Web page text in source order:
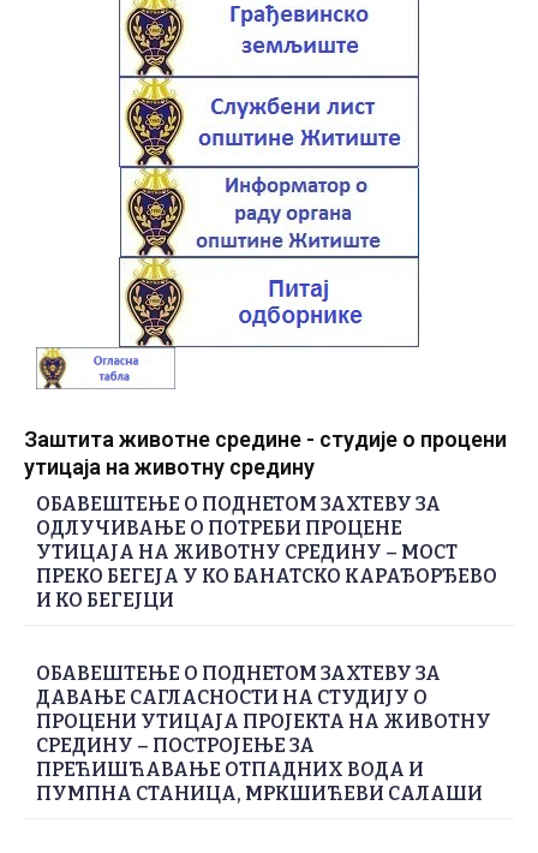
Заштита животне средине - студије о процени
утицаја на животну средину
ОБАВЕШТЕЊЕ О ПОДНЕТОМ ЗАХТЕВУ ЗА
ОДЛУЧИВАЊЕ О ПОТРЕБИ ПРОЦЕНЕ
УТИЦАЈА НА ЖИВОТНУ СРЕДИНУ – МОСТ
ПРЕКО БЕГЕЈА У КО БАНАТСКО КАРАЂОРЂЕВО
И КО БЕГЕЈЦИ
ОБАВЕШТЕЊЕ О ПОДНЕТОМ ЗАХТЕВУ ЗА
ДАВАЊЕ САГЛАСНОСТИ НА СТУДИЈУ О
ПРОЦЕНИ УТИЦАЈА ПРОЈЕКТА НА ЖИВОТНУ
СРЕДИНУ – ПОСТРОЈЕЊЕ ЗА
ПРЕЋИШЋАВАЊЕ ОТПАДНИХ ВОДА И
ПУМПНА СТАНИЦА, МРКШИЋЕВИ САЛАШИ